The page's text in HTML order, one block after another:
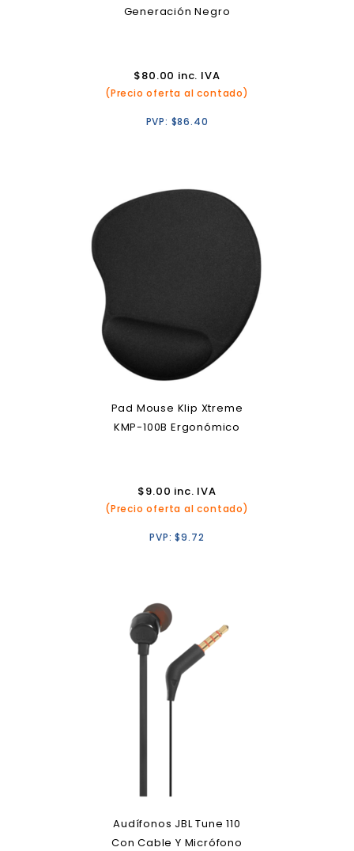
Generación Negro
$80.00 inc. IVA
(Precio oferta al contado)
PVP: $86.40
Pad Mouse Klip Xtreme
KMP-100B Ergonómico
$9.00 inc. IVA
(Precio oferta al contado)
PVP:$9.72
Audífonos JBL Tune 110
Con Cable Y Micrófono